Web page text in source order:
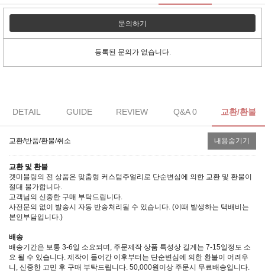
문의하기
등록된 문의가 없습니다.
DETAIL GUIDE REVIEW Q&A 0 교환/환불
교환/반품/환불/취소 내용숨기기
교환 및 환불
겟미블링의 전 상품은 맞춤형 커스텀주얼리로 단순변심에 의한 교환 및 환불이
절대 불가합니다.
고객님의 신중한 구매 부탁드립니다.
사전문의 없이 발송시 자동 반송처리될 수 있습니다. (이때 발생하는 택배비는
본인부담입니다.)
배송
배송기간은 보통 3-6일 소요되며, 주문제작 상품 특성상 길게는 7-15일정도 소
요 될 수 있습니다. 제작이 들어간 이후부터는 단순변심에 의한 환불이 어려우
니, 신중한 고민 후 구매 부탁드립니다. 50,000원이상 주문시 무료배송입니다.